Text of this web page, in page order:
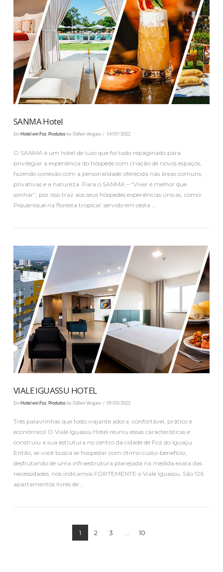
VER PUBLICAÇÃO
VER PUBLICAÇÃO
SANMA Hotel
Em Hotel em Foz, Produtosby Dáfani Vergara 14/07/2022
O SANMA é um hotel de luxo que foi todo repaginado para
privilegiar a experiência do hóspede com criação de novos espaços,
fazendo conexão com a personalidade oferecida nas áreas comuns,
privativas e a natureza. Para o SANMA – “Viver é melhor que
sonhar”, por isso traz aos seus hóspedes experiências únicas, como:
Piquenique na floresta tropical: servido em cesta …
VIALE IGUASSU HOTEL
Em Hotel em Foz, Produtosby Dáfani Vergara 09/03/2022
Três palavrinhas que todo viajante adora: confortável, prático e
econômico! O Viale Iguassu Hotel reuniu essas características e
construiu a sua estrutura no centro da cidade de Foz do Iguaçu.
Então, se você busca se hospedar com ótimo custo-benefício,
desfrutando de uma infraestrutura planejada na medida exata das
necessidades, nós indicamos FORTEMENTE o Viale Iguassu. São 126
apartamentos livres de …
1 2 3 10